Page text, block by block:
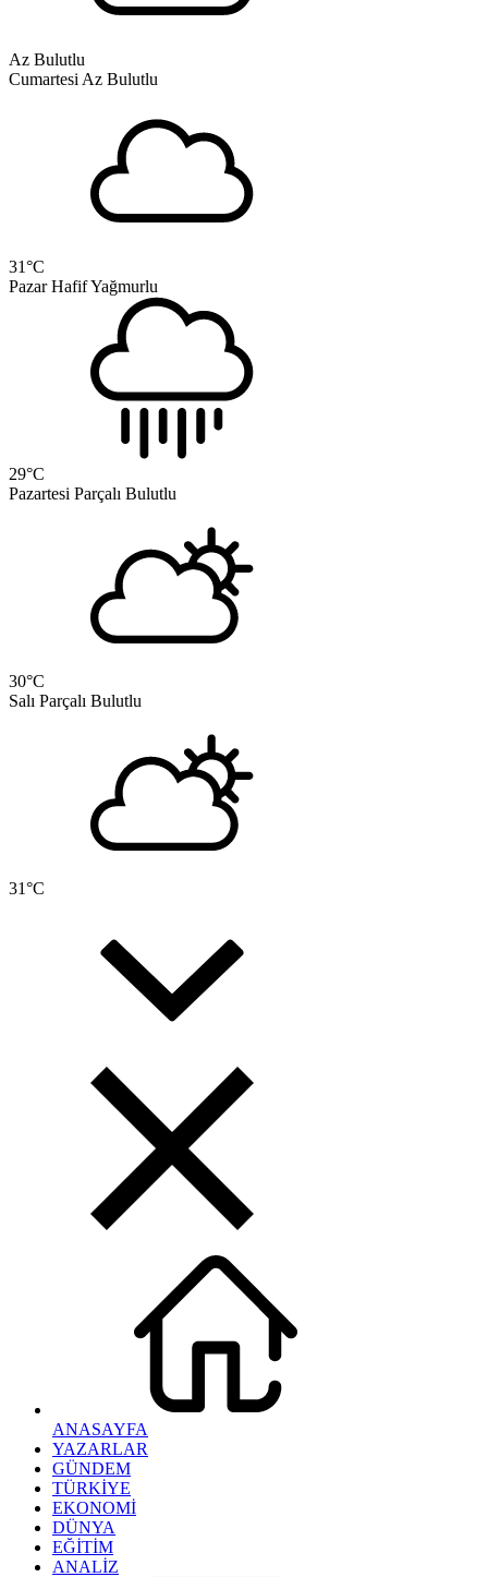
Az Bulutlu
Cumartesi Az Bulutlu
31°C
Pazar Hafif Yağmurlu
29°C
Pazartesi Parçalı Bulutlu
30°C
Salı Parçalı Bulutlu
31°C
ANASAYFA
YAZARLAR
GÜNDEM
TÜRKİYE
EKONOMİ
DÜNYA
EĞİTİM
ANALİZ